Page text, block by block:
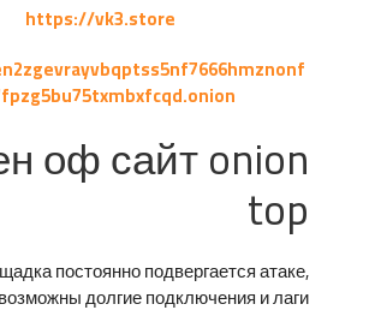
https://vk3.store
оф сайт onion
top
постоянно подвергается атаке,
возможны долгие подключения и лаги.